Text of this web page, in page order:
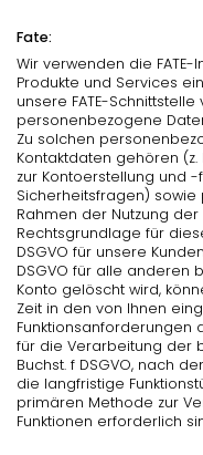
Fate:
Wir verwenden die FATE-
Produkte und Services
unsere FATE-
personenbezogene
Zu solchen
Kontaktdaten gehören (z.
zur Kontoerstellung und -
Sicherheitsfragen)
Rahmen der Nutzung der
Rechtsgrundlage für
DSGVO für unsere
DSGVO für alle anderen
Konto gelöscht wird,
Zeit in den von Ihnen
Funktionsanforderungen
für die Verarbeitung der
Buchst. f DSGVO, nach
die langfristige
primären Methode zur
Funktionen erforderlich